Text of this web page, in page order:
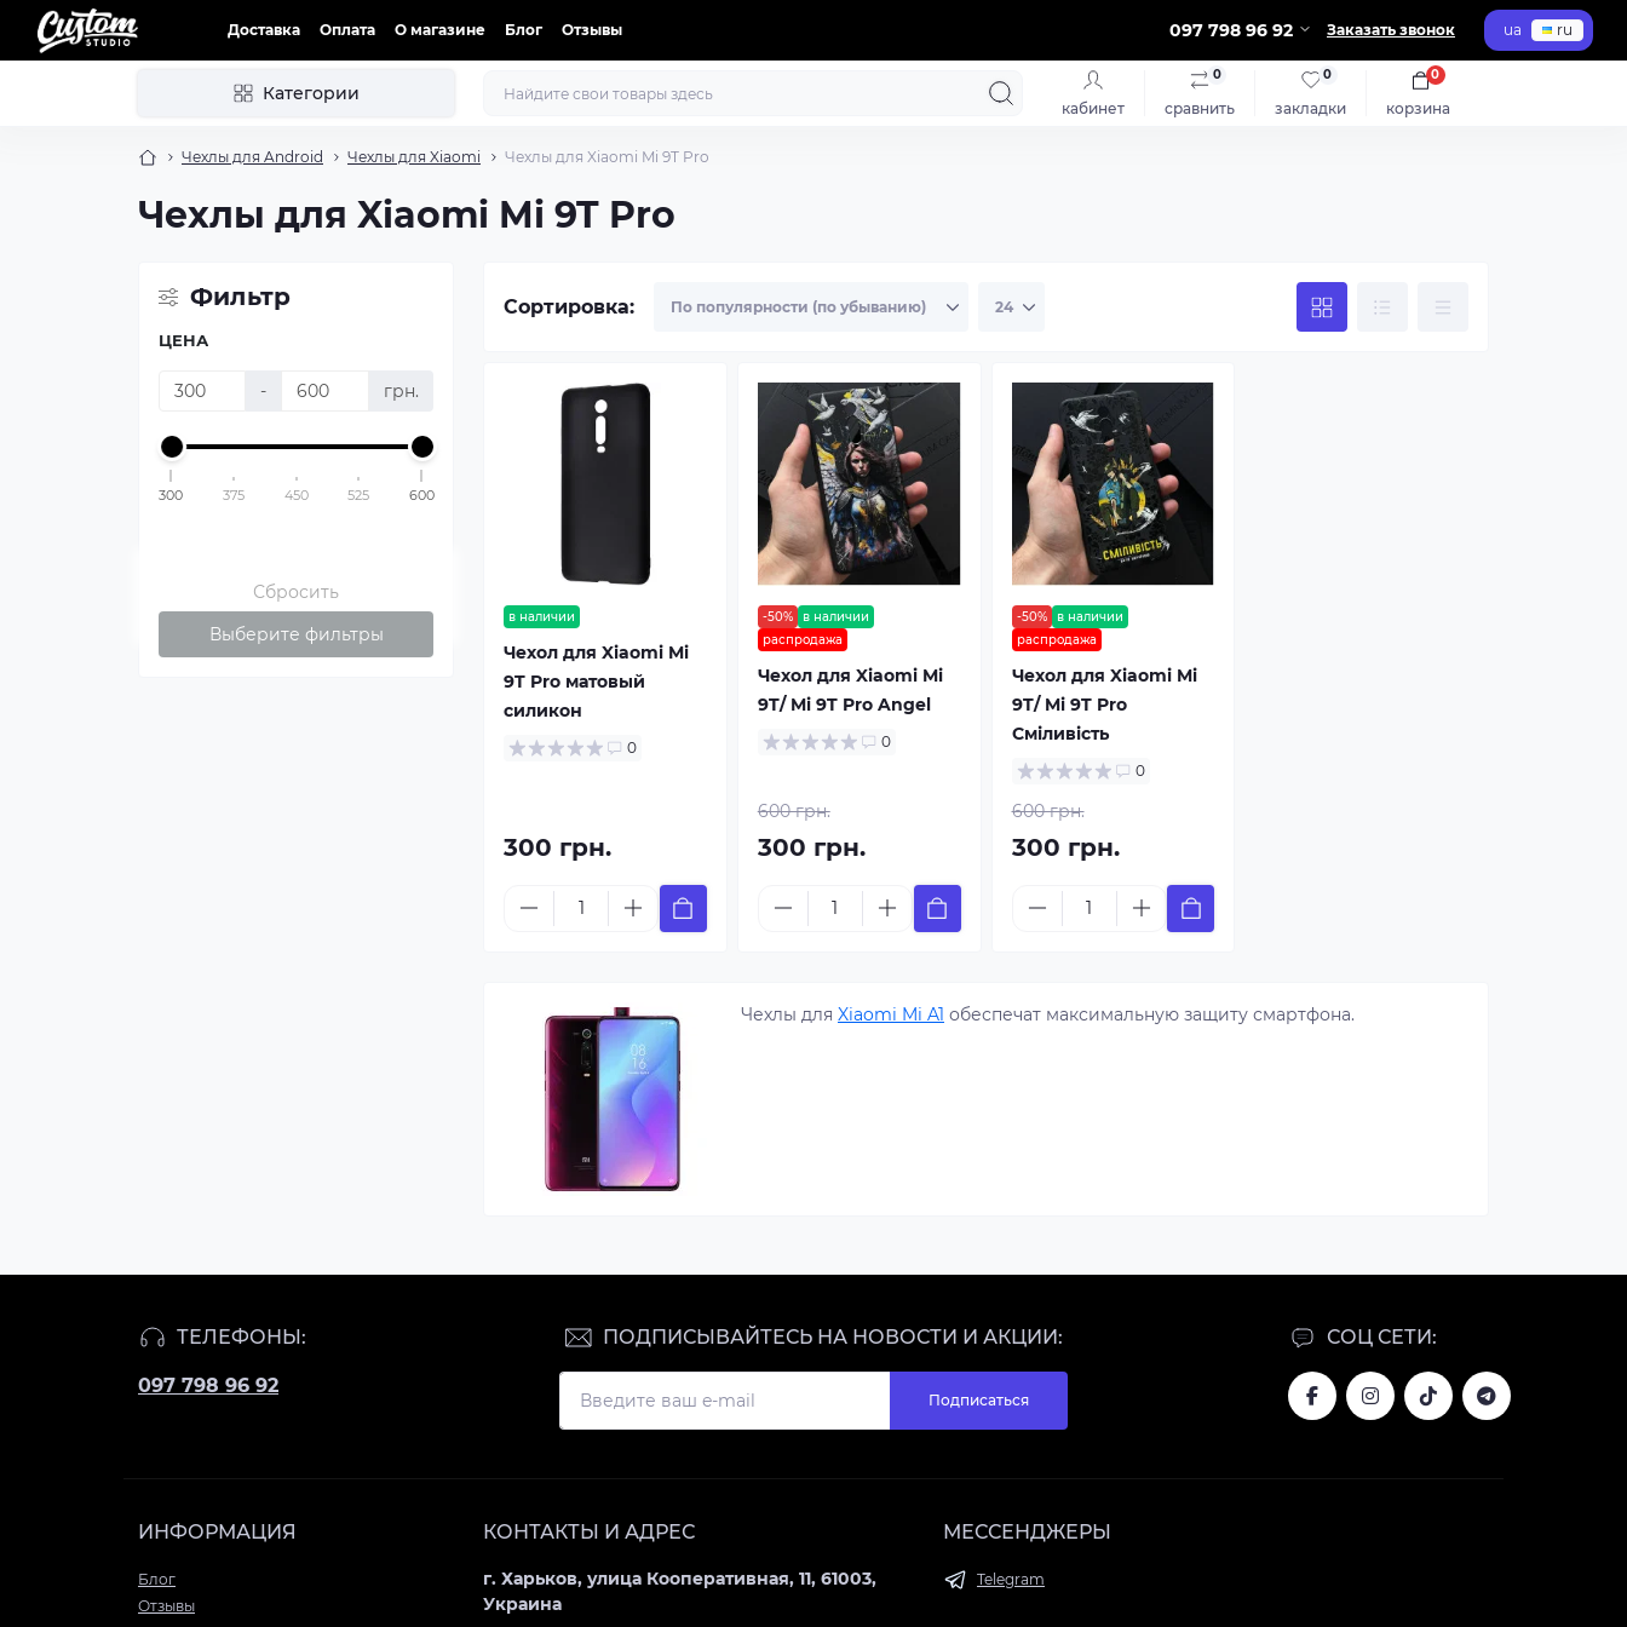
Доставка Оплата О магазине Блог Отзывы 097 798 96 92 Заказать звонок ua ru
Категории
кабинет сравнить
0
закладки
0
корзина
0
Чехлы для Android Чехлы для Xiaomi Чехлы для Xiaomi Mi 9T Pro
Чехлы для Xiaomi Mi 9T Pro
Фильтр
ЦЕНА
- грн.
300 375 450 525 600
Сбросить
Выберите фильтры
Сортировка:
в наличии
Чехол для Xiaomi Mi
9T Pro матовый
силикон
0
300 грн.
-50%
в наличии
распродажа
Чехол для Xiaomi Mi
9T/ Mi 9T Pro Angel
0
600 грн.
300 грн.
-50%
в наличии
распродажа
Чехол для Xiaomi Mi
9T/ Mi 9T Pro
Сміливість
0
600 грн.
300 грн.
Чехлы для Xiaomi Mi A1 обеспечат максимальную защиту смартфона.
ТЕЛЕФОНЫ:
097 798 96 92
СОЦ СЕТИ:
ПОДПИСЫВАЙТЕСЬ НА НОВОСТИ И АКЦИИ:
Подписаться
ИНФОРМАЦИЯ
Блог
Отзывы
КОНТАКТЫ И АДРЕС
г. Харьков, улица Кооперативная, 11, 61003,
Украина
МЕССЕНДЖЕРЫ
Telegram